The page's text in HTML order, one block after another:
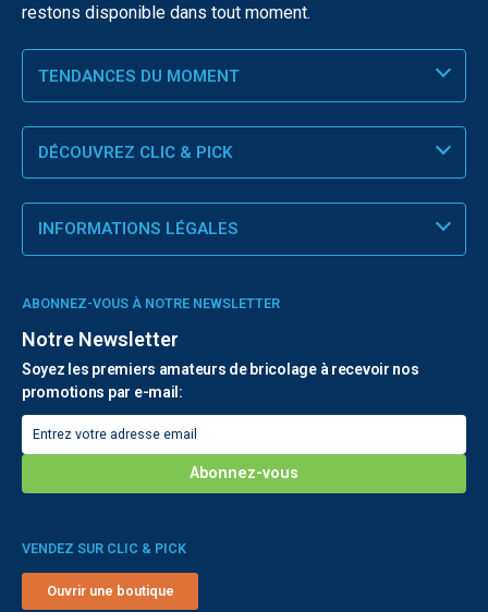
restons disponible dans tout moment.
TENDANCES DU MOMENT
DÉCOUVREZ CLIC & PICK
INFORMATIONS LÉGALES
ABONNEZ-VOUS À NOTRE NEWSLETTER
Notre Newsletter
Soyez les premiers amateurs de bricolage à recevoir nos
promotions par e-mail:
VENDEZ SUR CLIC & PICK
Ouvrir une boutique